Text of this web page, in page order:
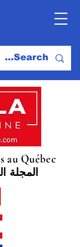
au Québec
المجلة